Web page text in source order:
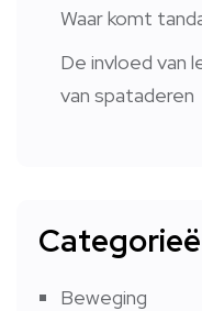
Waar komt
De invloed van
van spataderen
Beweging